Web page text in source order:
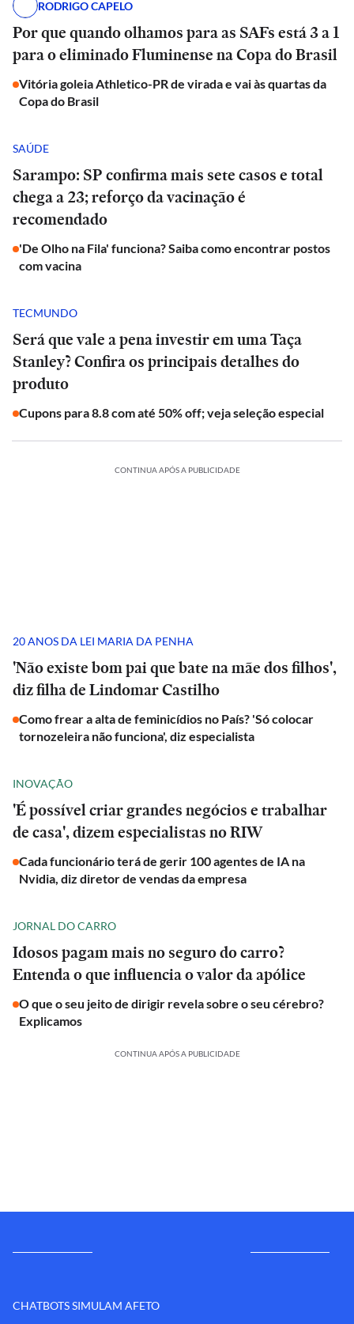
RODRIGO CAPELO
Por que quando olhamos para as SAFs está 3 a 1
para o eliminado Fluminense na Copa do Brasil
Vitória goleia Athletico-PR de virada e vai às quartas da
Copa do Brasil
SAÚDE
Sarampo: SP confirma mais sete casos e total
chega a 23; reforço da vacinação é
recomendado
'De Olho na Fila' funciona? Saiba como encontrar postos
com vacina
TECMUNDO
Será que vale a pena investir em uma Taça
Stanley? Confira os principais detalhes do
produto
Cupons para 8.8 com até 50% off; veja seleção especial
CONTINUA APÓS A PUBLICIDADE
20 ANOS DA LEI MARIA DA PENHA
'Não existe bom pai que bate na mãe dos filhos',
diz filha de Lindomar Castilho
Como frear a alta de feminicídios no País? 'Só colocar
tornozeleira não funciona', diz especialista
INOVAÇÃO
'É possível criar grandes negócios e trabalhar
de casa', dizem especialistas no RIW
Cada funcionário terá de gerir 100 agentes de IA na
Nvidia, diz diretor de vendas da empresa
JORNAL DO CARRO
Idosos pagam mais no seguro do carro?
Entenda o que influencia o valor da apólice
O que o seu jeito de dirigir revela sobre o seu cérebro?
Explicamos
CONTINUA APÓS A PUBLICIDADE
CHATBOTS SIMULAM AFETO